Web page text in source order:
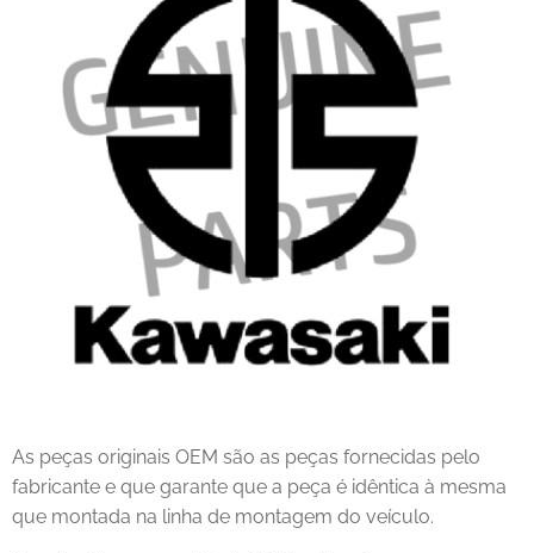
As peças originais OEM são as peças fornecidas pelo
fabricante e que garante que a peça é idêntica à mesma
que montada na linha de montagem do veículo.